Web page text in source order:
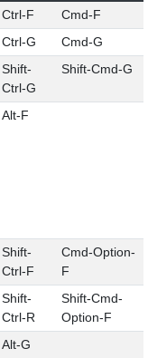
Ctrl-F
Cmd-F
Ctrl-G
Cmd-G
Shift-
Ctrl-G
Shift-Cmd-G
Alt-F
Shift-
Ctrl-F
Cmd-Option-
F
Shift-
Ctrl-R
Shift-Cmd-
Option-F
Alt-G